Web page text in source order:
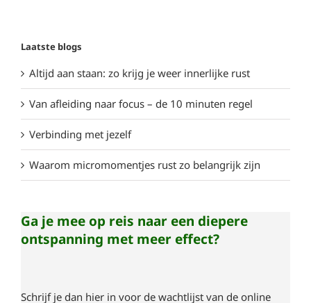
Laatste blogs
Altijd aan staan: zo krijg je weer innerlijke rust
Van afleiding naar focus – de 10 minuten regel
Verbinding met jezelf
Waarom micromomentjes rust zo belangrijk zijn
Ga je mee op reis naar een diepere
ontspanning met meer effect?
Schrijf je dan hier in voor de wachtlijst van de online